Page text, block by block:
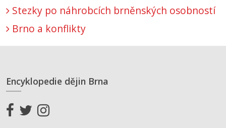
Stezky po náhrobcích brněnských osobností
Brno a konflikty
Encyklopedie dějin Brna